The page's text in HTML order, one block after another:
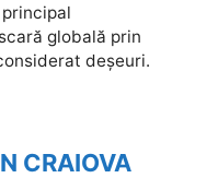
globală prin
deșeuri.
CRAIOVA